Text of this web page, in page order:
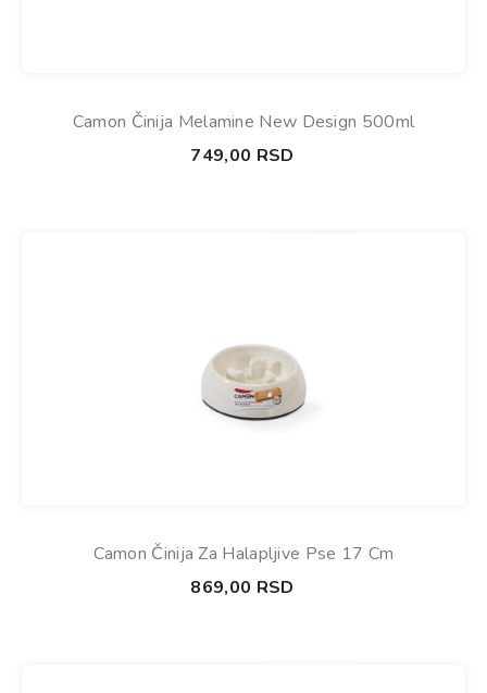
Camon Činija Melamine New Design 500ml
749,00 RSD
Camon Činija Za Halapljive Pse 17 Cm
869,00 RSD